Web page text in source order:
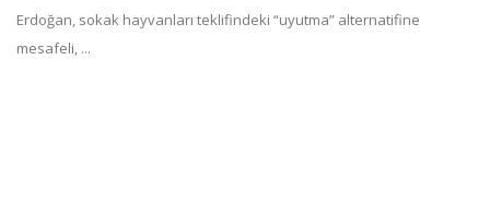
Erdoğan, sokak hayvanları teklifindeki “uyutma” alternatifine
mesafeli, ...